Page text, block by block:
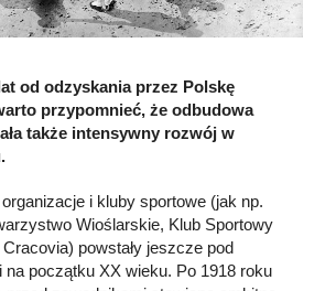
od odzyskania przez Polskę
przypomnieć, że odbudowa
także intensywny rozwój w
i kluby sportowe (jak np.
Wioślarskie, Klub Sportowy
powstały jeszcze pod
na początku XX wieku. Po 1918 roku